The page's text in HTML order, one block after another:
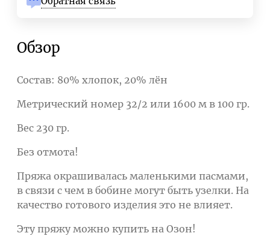
Обзор
Состав: 80% хлопок, 20% лён
Метрический номер 32/2 или 1600 м в 100 гр.
Вес 230 гр.
Без отмота!
Пряжа окрашивалась маленькими пасмами,
в связи с чем в бобине могут быть узелки. На
качество готового изделия это не влияет.
Эту пряжу можно купить на Озон!